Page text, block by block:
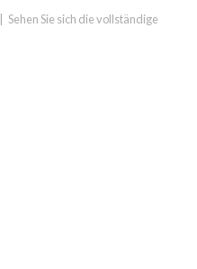
Sehen Sie sich die vollständige